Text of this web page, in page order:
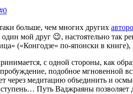
больше, чем многих других
один мой друг 😉, настоятельно
(«Конгодзе» по-японски в
с одной стороны, как
пробуждение, подобное
через медитацию объединить и
Путь Ваджраяны позволяет